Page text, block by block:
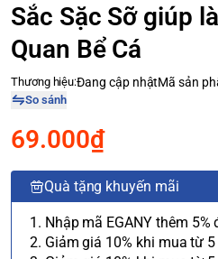
Sắc Sặc Sỡ giúp
Quan Bể Cá
Thương hiệu:Đang cập nhậtMã sản
So sánh
69.000₫
Quà tặng khuyến mãi
1. Nhập mã EGANY thêm 5%
2. Giảm giá 10% khi mua từ